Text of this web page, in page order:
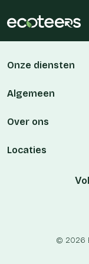
Onze diensten
Algemeen
Over ons
Locaties
© 2026